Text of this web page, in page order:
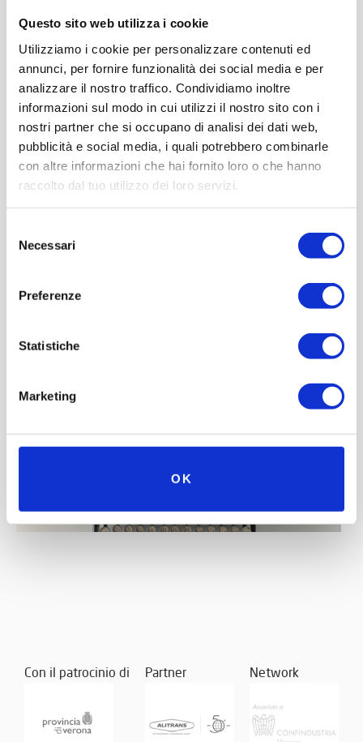
Questo sito web utilizza i cookie
Utilizziamo i cookie per personalizzare contenuti ed
annunci, per fornire funzionalità dei social media e per
analizzare il nostro traffico. Condividiamo inoltre
informazioni sul modo in cui utilizzi il nostro sito con i
nostri partner che si occupano di analisi dei dati web,
pubblicità e social media, i quali potrebbero combinarle
con altre informazioni che hai fornito loro o che hanno
raccolto dal tuo utilizzo dei loro servizi.
delNecessari
Preferenze
Statistiche
Marketing
OK
Con il patrocinio di Partner Network